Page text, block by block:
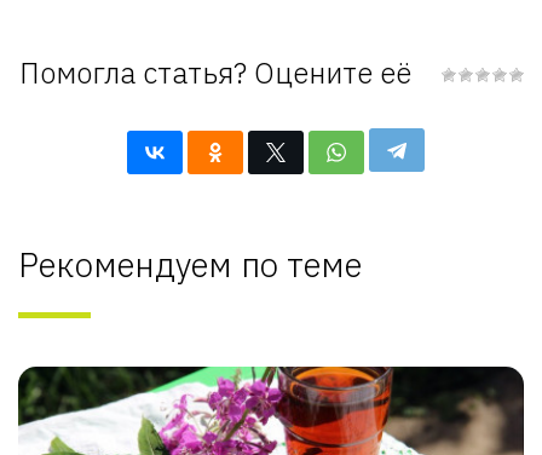
Помогла статья? Оцените её
Рекомендуем по теме